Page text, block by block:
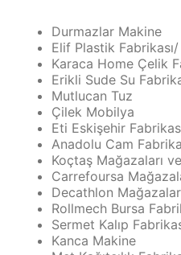
Durmazlar Makine
Elif Plastik Fabrikası/
Karaca Home Çelik
Erikli Sude Su
Mutlucan Tuz
Çilek Mobilya
Eti Eskişehir
Anadolu Cam
Koçtaş Mağazaları
Carrefoursa
Decathlon
Rollmech Bursa
Sermet Kalıp
Kanca Makine